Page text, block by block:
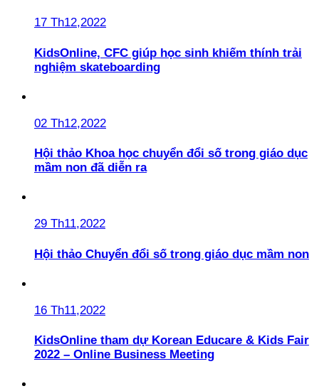
17 Th12,2022
KidsOnline, CFC giúp học sinh khiếm thính trải
nghiệm skateboarding
02 Th12,2022
Hội thảo Khoa học chuyển đổi số trong giáo dục
mầm non đã diễn ra
29 Th11,2022
Hội thảo Chuyển đổi số trong giáo dục mầm non
16 Th11,2022
KidsOnline tham dự Korean Educare & Kids Fair
2022 – Online Business Meeting